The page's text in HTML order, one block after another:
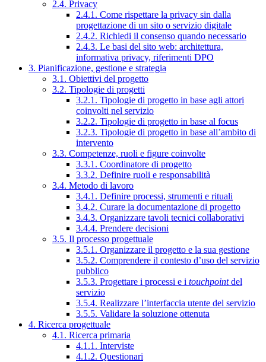
2.4. Privacy
2.4.1. Come rispettare la privacy sin dalla
progettazione di un sito o servizio digitale
2.4.2. Richiedi il consenso quando necessario
2.4.3. Le basi del sito web: architettura,
informativa privacy, riferimenti DPO
3. Pianificazione, gestione e strategia
3.1. Obiettivi del progetto
3.2. Tipologie di progetti
3.2.1. Tipologie di progetto in base agli attori
coinvolti nel servizio
3.2.2. Tipologie di progetto in base al focus
3.2.3. Tipologie di progetto in base all’ambito di
intervento
3.3. Competenze, ruoli e figure coinvolte
3.3.1. Coordinatore di progetto
3.3.2. Definire ruoli e responsabilità
3.4. Metodo di lavoro
3.4.1. Definire processi, strumenti e rituali
3.4.2. Curare la documentazione di progetto
3.4.3. Organizzare tavoli tecnici collaborativi
3.4.4. Prendere decisioni
3.5. Il processo progettuale
3.5.1. Organizzare il progetto e la sua gestione
3.5.2. Comprendere il contesto d’uso del servizio
pubblico
3.5.3. Progettare i processi e i touchpointdel
servizio
3.5.4. Realizzare l’interfaccia utente del servizio
3.5.5. Validare la soluzione ottenuta
4. Ricerca progettuale
4.1. Ricerca primaria
4.1.1. Interviste
4.1.2. Questionari